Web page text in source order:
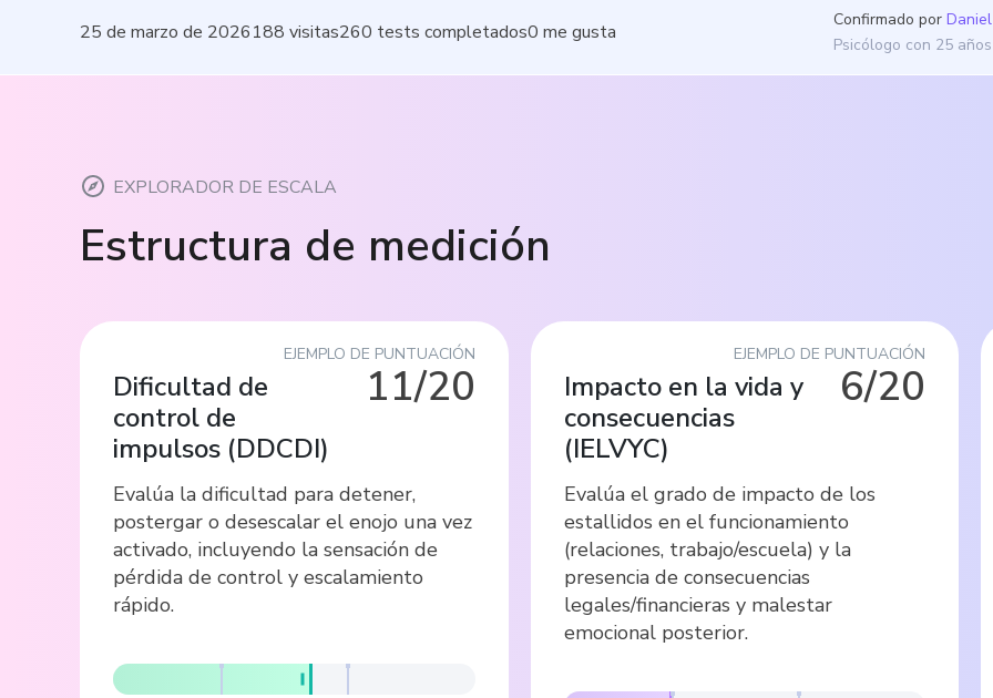
25 de marzo de 2026188 visitas260 tests completados0 me gusta
Confirmado por
Psicólogo con 25
EXPLORADOR DE ESCALA
Estructura de medición
EJEMPLO DE PUNTUACIÓN
11/20
Dificultad de
control de
impulsos (DDCDI)
Evalúa la dificultad para detener,
postergar o desescalar el enojo una vez
activado, incluyendo la sensación de
pérdida de control y escalamiento
rápido.
EJEMPLO DE PUNTUACIÓN
6/20
Impacto en la vida y
consecuencias
(IELVYC)
Evalúa el grado de impacto de los
estallidos en el funcionamiento
(relaciones, trabajo/escuela) y la
presencia de consecuencias
legales/financieras y malestar
emocional posterior.